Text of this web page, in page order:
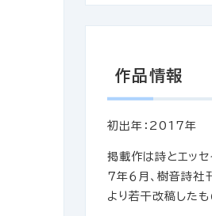
作品情報
初出年：2017年
掲載作は詩とエッセ
７年６月、樹音詩社
より若干改稿したも